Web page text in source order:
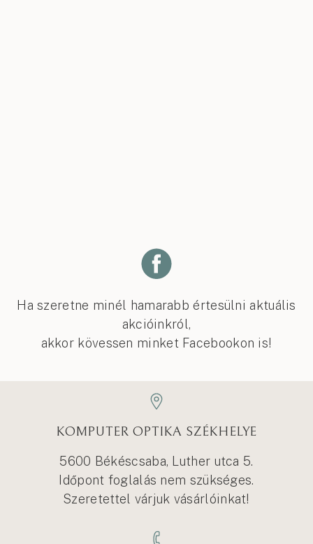
Ha szeretne minél hamarabb értesülni aktuális
akcióinkról,
akkor kövessen minket Facebookon is!
KOMPUTER OPTIKA SZÉKHELYE
5600 Békéscsaba, Luther utca 5.
Időpont foglalás nem szükséges.
Szeretettel várjuk vásárlóinkat!